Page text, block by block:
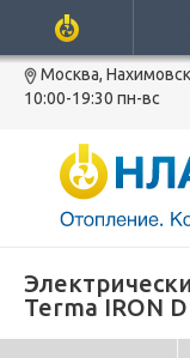
Москва,
10:00-19:30 пн-вс
Terma IRON